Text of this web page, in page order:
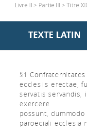
Livre II > Partie III > Titre
TEXTE LATIN
§1
ecclesiis erectae,
servatis servandis,
exercere
possunt,
paroeciali ecclesia